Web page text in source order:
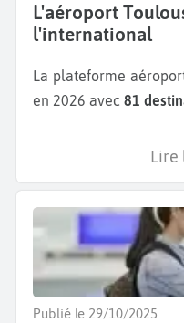
L'aéroport
l'international
La plateforme aéroportuaire accélère sa croissance
en 2026 avec 81
Lire
Publié le 29/10/2025